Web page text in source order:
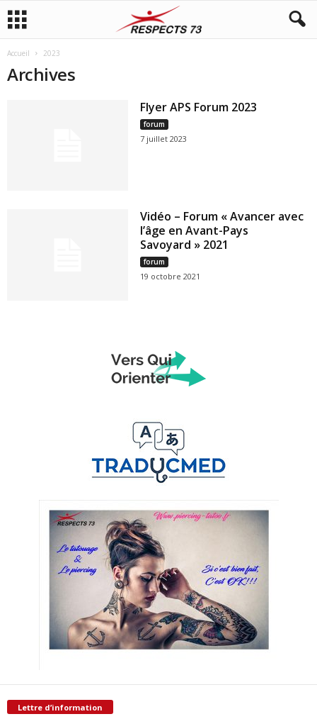
Accueil 2023
Archives
Flyer APS Forum 2023
forum
7 juillet 2023
Vidéo – Forum « Avancer avec
l’âge en Avant-Pays
Savoyard » 2021
forum
19 octobre 2021
Lettre d’information